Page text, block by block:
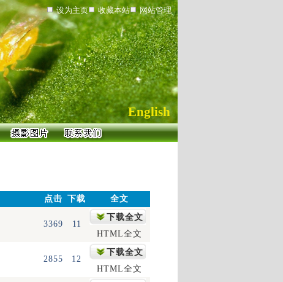
设为主页 收藏本站 网站管理
English
点击 下载 全文
3369 11
下载全文
HTML全文
2855 12
下载全文
HTML全文